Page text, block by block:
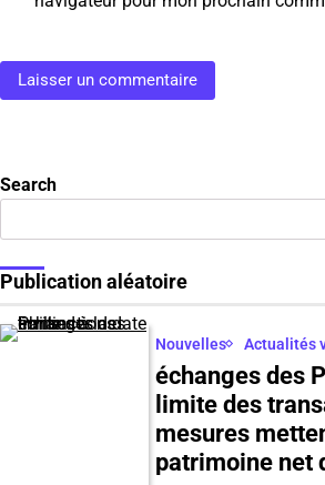
Search
Publication aléatoire
Nouvelles Actualités
échanges des
limite des
mesures
patrimoine net